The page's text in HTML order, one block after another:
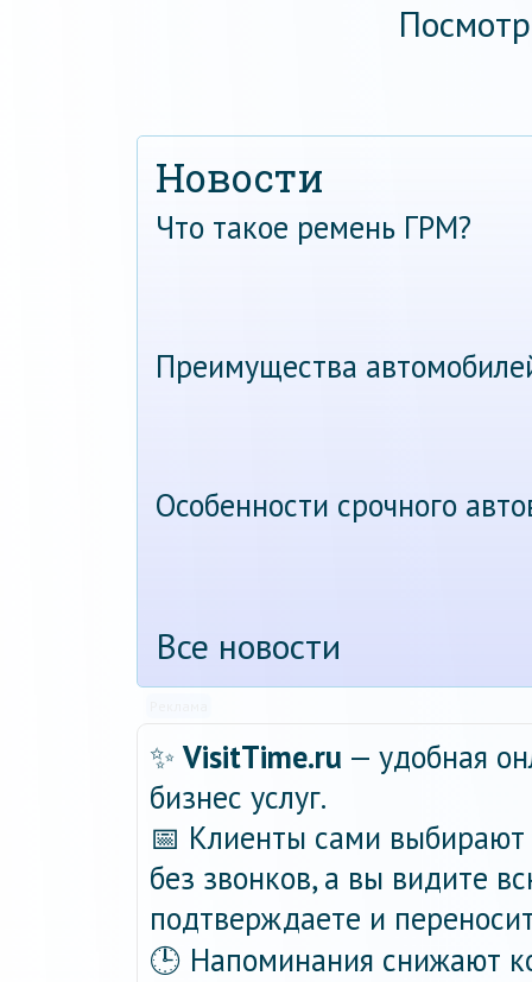
Новости
Что такое ремень ГРМ?
Преимущества
Особенности срочного
Все новости
✨ VisitTime.ru — удобная
бизнес услуг.
📅 Клиенты сами
без звонков, а вы видите
подтверждаете и
🕒 Напоминания снижают